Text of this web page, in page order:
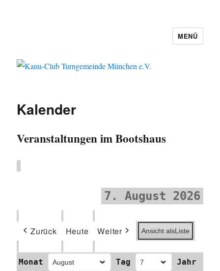
Kanu-Club Turngemeinde München
e.V.
MENÜ
Kalender
Veranstaltungen im Bootshaus
7. August 2026
Zurück Heute Weiter Ansicht alsListe
Monat Tag Jahr